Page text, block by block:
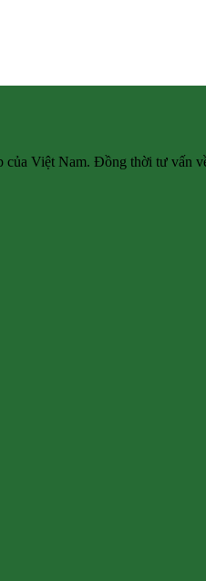
Việt Nam. Đồng thời tư vấn